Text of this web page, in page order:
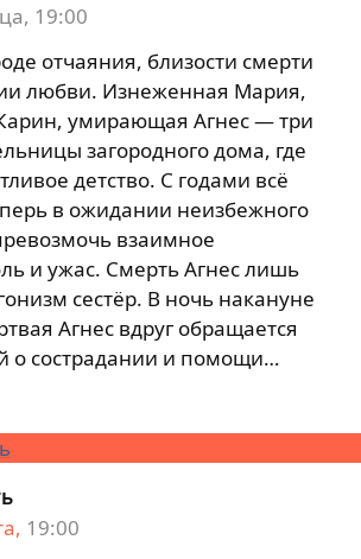
19:00
отчаяния, близости смерти
любви. Изнеженная Мария,
умирающая Агнес — три
загородного дома, где
детство. С годами всё
в ожидании неизбежного
взаимное
и ужас. Смерть Агнес лишь
сестёр. В ночь накануне
Агнес вдруг обращается
о сострадании и помощи…
19:00